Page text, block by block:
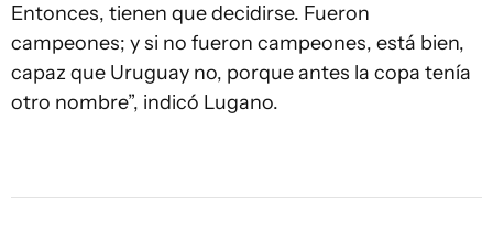
Entonces, tienen que decidirse. Fueron
campeones; y si no fueron campeones, está bien,
capaz que Uruguay no, porque antes la copa tenía
otro nombre”, indicó Lugano.